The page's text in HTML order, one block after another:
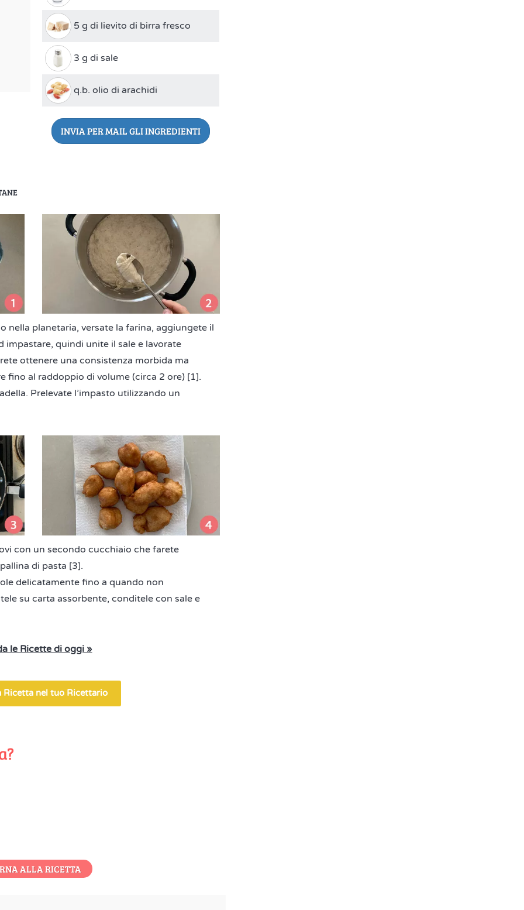
5 g di lievito di birra fresco
3 g di sale
q.b. olio di arachidi
INVIA PER MAIL GLI INGREDIENTI
nella planetaria, versate la farina, aggiungete il
impastare, quindi unite il sale e lavorate
ottenere una consistenza morbida ma
fino al raddoppio di volume (circa 2 ore) [1].
Prelevate l’impasto utilizzando un
con un secondo cucchiaio che farete
di pasta [3].
delicatamente fino a quando non
su carta assorbente, conditele con sale e
le Ricette di oggi »
Ricetta nel tuo Ricettario
ALLA RICETTA